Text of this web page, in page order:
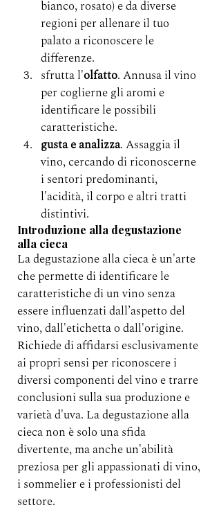
bianco, rosato) e da diverse
regioni per allenare il tuo
palato a riconoscere le
differenze.
sfrutta l'olfatto. Annusa il vino
per coglierne gli aromi e
identificare le possibili
caratteristiche.
gusta e analizza. Assaggia il
vino, cercando di riconoscerne
i sentori predominanti,
l'acidità, il corpo e altri tratti
distintivi.
Introduzione alla degustazione
alla cieca
La degustazione alla cieca è un'arte
che permette di identificare le
caratteristiche di un vino senza
essere influenzati dall’aspetto del
vino, dall'etichetta o dall'origine.
Richiede di affidarsi esclusivamente
ai propri sensi per riconoscere i
diversi componenti del vino e trarre
conclusioni sulla sua produzione e
varietà d'uva. La degustazione alla
cieca non è solo una sfida
divertente, ma anche un'abilità
preziosa per gli appassionati di vino,
i sommelier e i professionisti del
settore.